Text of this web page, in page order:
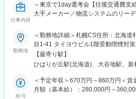
■1日の流れ（例）：
▽8:30 出社、メール確認
▽10:00 書類作成・社内決裁
▽11:00 技術担当との打合せ
▽12:00 昼食
▽13:00 お客様先訪問（見積提出・ヒ
▽18:00 退社
仕事内容
～東京で1day選考会【往復交通費支
大手メーカー／物流システムのリー
■選考会詳細
・実施日時：2026年9月5日(土)
・開催場所：東京本社にて対面
■ポジション説明
一般製造業、物流業界向けの物流・
勤務地
＜勤務地詳細＞札幌CS住所：北海
目1-41 タイヨウビル1階受動喫煙対策：屋内全面禁煙変更の範
囲：会社の定める事業所
【最寄り駅】
ひばりが丘駅(北海道)、大谷地駅、新
給与
＜予定年収＞670万円～860万円＜賃
月額（基本給）：280,000円～